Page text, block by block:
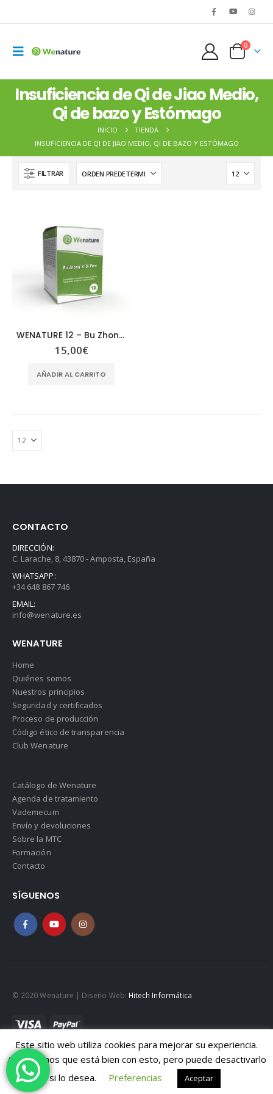
0
Insuficiencia de Qi de Jiao Medio,
Qi de bazo y Estómago
INICIO
TIENDA
INSUFICIENCIA DE QI DE JIAO MEDIO, QI DE BAZO Y ESTÓMAGO
FILTRAR
WENATURE 12 – Bu Zhong Yi Qi Pian
15,00€
AÑADIR AL CARRITO
WENATURE 20 - Zhi Bai Di Huang Pian
15,00€
Cyperus rotundus – Rhizoma Cyperi – XIANG FU
0,06€
15,00€
CONTACTO
DIRECCIÓN:
C. Larache, 8, 43870 - Amposta, España
WHATSAPP:
+34 648 867 746
EMAIL:
info@wenature.es
WENATURE
Home
Quiénes somos
Nuestros principios
Seguridad y certificados
Proceso de producción
Código ético de transparencia
Club Wenature
Catálogo de Wenature
Agenda de tratamiento
Vademecum
Envío y devoluciones
Sobre la MTC
Formación
Contacto
SÍGUENOS
© 2020 Wenature | Diseño Web: Hitech Informática
Mapa web| Políticad de Cookies| Política de privacidad
Aviso legal
Este sitio web utiliza cookies para mejorar su experiencia.
Asumiremos que está bien con esto, pero puede desactivarlo
si lo desea.
Preferencias Aceptar